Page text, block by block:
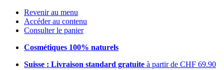
Revenir au menu
Accéder au contenu
Consulter le panier
Cosmétiques 100% naturels
Suisse : Livraison standard gratuite à partir de CHF 69.90